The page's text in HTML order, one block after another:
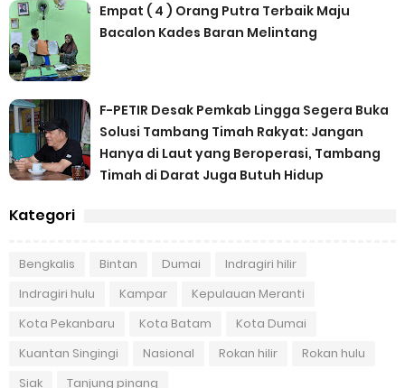
Empat ( 4 ) Orang Putra Terbaik Maju
Bacalon Kades Baran Melintang
F-PETIR Desak Pemkab Lingga Segera Buka
Solusi Tambang Timah Rakyat: Jangan
Hanya di Laut yang Beroperasi, Tambang
Timah di Darat Juga Butuh Hidup
Kategori
Bengkalis Bintan Dumai
Indragiri hilir
Indragiri hulu
Kampar
Kepulauan Meranti
Kota Pekanbaru
Kota Batam
Kota Dumai
Kuantan Singingi
Nasional Rokan hilir
Rokan hulu
Siak
Tanjung pinang